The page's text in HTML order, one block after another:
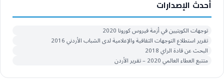
أحدث الإصدارات
توجهات الكويتيين في أزمة فيروس كورونا 2020
تقرير استطلاع التوجهات الثقافية والإعلامية لدى الشباب الأردني 2016
البحث عن قادة الراي 2018
متتبع العطاء العالمي 2020 – تقرير الأردن